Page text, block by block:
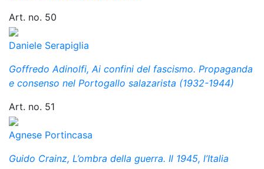
Art. no. 50
Daniele Serapiglia
Goffredo Adinolfi, Ai confini del fascismo. Propaganda
e consenso nel Portogallo salazarista (1932-1944)
Art. no. 51
Agnese Portincasa
Guido Crainz, L’ombra della guerra. Il 1945, l’Italia